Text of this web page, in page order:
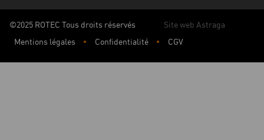
©2025 ROTEC Tous droits réservés
Site web Astraga
Mentions légales
Confidentialité CGV